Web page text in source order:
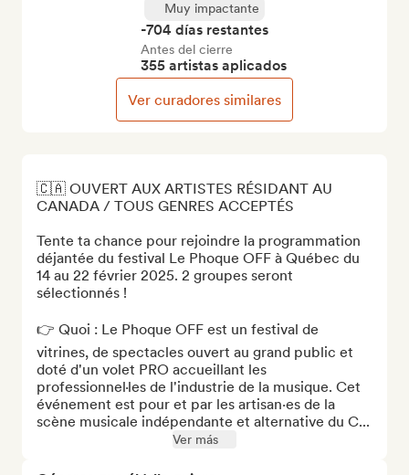
🇨🇦 OUVERT AUX ARTISTES RÉSIDANT AU
CANADA / TOUS GENRES ACCEPTÉS
Tente ta chance pour rejoindre la programmation
déjantée du festival Le Phoque OFF à Québec du
14 au 22 février 2025. 2 groupes seront
sélectionnés !
👉 Quoi : Le Phoque OFF est un festival de
vitrines, de spectacles ouvert au grand public et
doté d'un volet PRO accueillant les
professionnel·les de l'industrie de la musique. Cet
événement est pour et par les artisan·es de la
scène musicale indépendante et alternative du C...
Ver más
Muy impactante
-704 días restantes
Antes del cierre
355 artistas aplicados
Ver curadores similares